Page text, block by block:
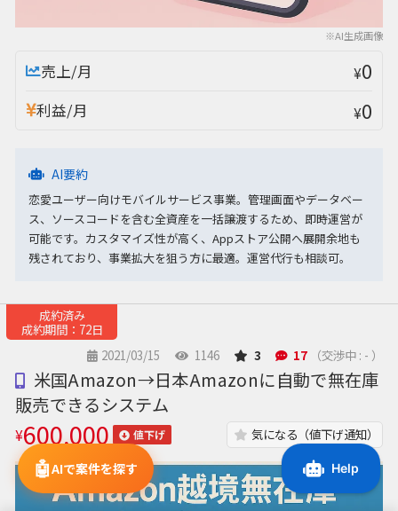
※AI生成画像
売上/月 ¥0
利益/月 ¥0
AI要約
恋愛ユーザー向けモバイルサービス事業。管理画面やデータベー
ス、ソースコードを含む全資産を一括譲渡するため、即時運営が
可能です。カスタマイズ性が高く、Appストア公開へ展開余地も
残されており、事業拡大を狙う方に最適。運営代行も相談可。
成約済み
成約期間：72日
2021/03/15
1146 3 17 （交渉中 : - ）
米国Amazon→日本Amazonに自動で無在庫
販売できるシステム
¥600,000 値下げ 気になる（値下げ通知）
🤖AIで案件を探す